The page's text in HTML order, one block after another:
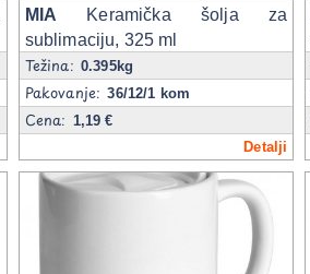
MIA Keramička šolja za
sublimaciju, 325 ml
Težina: 0.395kg
Pakovanje:36/12/1 kom
Cena: 1,19 €
Detalji